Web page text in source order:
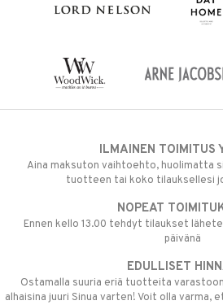
ILMAINEN TOIMITUS
Aina maksuton vaihtoehto, huolimatta
tuotteen tai koko tilauksellesi
NOPEAT
Ennen kello 13.00 tehdyt tilaukset
päivänä
EDULLISET
Ostamalla suuria eriä tuotteita
alhaisina juuri Sinua varten! Voit olla